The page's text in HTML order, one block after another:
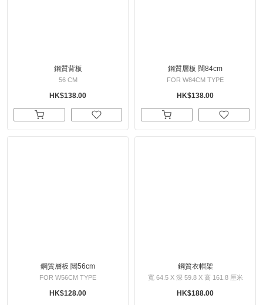
鋼質背板
56 CM
HK$138.00
鋼質層板 闊84cm
FOR W84CM TYPE
HK$138.00
鋼質層板 闊56cm
FOR W56CM TYPE
HK$128.00
鋼質衣帽架
寬 64.5 X 深 59.8 X 高 161.8 厘米
HK$188.00